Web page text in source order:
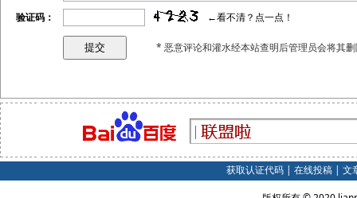
验证码： ←看不清？点一点！
* 恶意评论和灌水经本站查明后管理员会将其
获取认证代码| 在线投稿| 文